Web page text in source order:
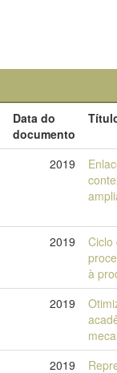
Data do
documento
2019
2019
Ciclo
à
2019
2019